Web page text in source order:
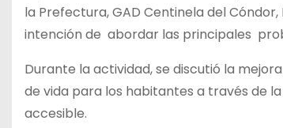
la Prefectura, GAD Centinela del
intención de abordar las principales
Durante la actividad, se discutió la
de vida para los habitantes a través de
accesible.